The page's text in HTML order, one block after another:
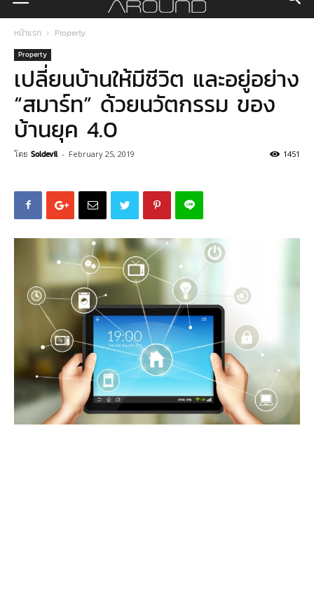
หน้าแรก Property
Property
เปลี่ยนบ้านให้มีชีวิต และอยู่อย่าง
“สมาร์ท” ด้วยนวัตกรรม ของ
บ้านยุค 4.0
โดย Soldevil - February 25, 2019 1451